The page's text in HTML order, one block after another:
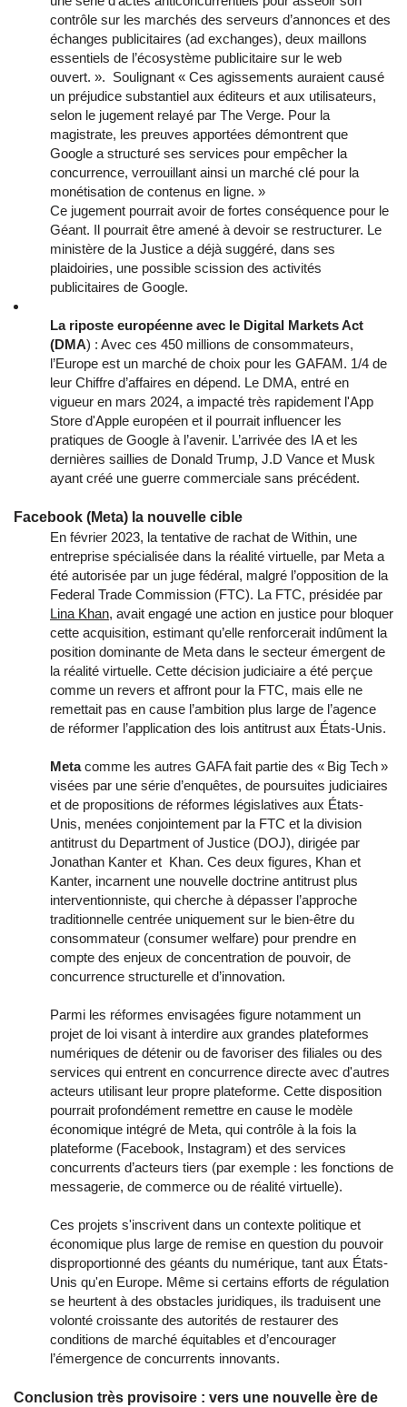
contrôle sur les marchés des serveurs d’annonces et des
échanges publicitaires (ad exchanges), deux maillons
essentiels de l’écosystème publicitaire sur le web
ouvert. ». Soulignant « Ces agissements auraient causé
un préjudice substantiel aux éditeurs et aux utilisateurs,
selon le jugement relayé par The Verge. Pour la
magistrate, les preuves apportées démontrent que
Google a structuré ses services pour empêcher la
concurrence, verrouillant ainsi un marché clé pour la
monétisation de contenus en ligne. »
Ce jugement pourrait avoir de fortes conséquence pour le
Géant. Il pourrait être amené à devoir se restructurer. Le
ministère de la Justice a déjà suggéré, dans ses
plaidoiries, une possible scission des activités
publicitaires de Google.
La riposte européenne avec le Digital Markets Act
(DMA) : Avec ces 450 millions de consommateurs,
l’Europe est un marché de choix pour les GAFAM. 1/4 de
leur Chiffre d’affaires en dépend. Le DMA, entré en
vigueur en mars 2024, a impacté très rapidement l'App
Store d'Apple européen et il pourrait influencer les
pratiques de Google à l’avenir. L’arrivée des IA et les
dernières saillies de Donald Trump, J.D Vance et Musk
ayant créé une guerre commerciale sans précédent.
Facebook (Meta) la nouvelle cible
En février 2023, la tentative de rachat de Within, une
entreprise spécialisée dans la réalité virtuelle, par Meta a
été autorisée par un juge fédéral, malgré l’opposition de la
Federal Trade Commission (FTC). La FTC, présidée par
Lina Khan, avait engagé une action en justice pour bloquer
cette acquisition, estimant qu’elle renforcerait indûment la
position dominante de Meta dans le secteur émergent de
la réalité virtuelle. Cette décision judiciaire a été perçue
comme un revers et affront pour la FTC, mais elle ne
remettait pas en cause l’ambition plus large de l’agence
de réformer l’application des lois antitrust aux États-Unis.
Metacomme les autres GAFA fait partie des « Big Tech »
visées par une série d’enquêtes, de poursuites judiciaires
et de propositions de réformes législatives aux États-
Unis, menées conjointement par la FTC et la division
antitrust du Department of Justice (DOJ), dirigée par
Jonathan Kanter et Khan. Ces deux figures, Khan et
Kanter, incarnent une nouvelle doctrine antitrust plus
interventionniste, qui cherche à dépasser l’approche
traditionnelle centrée uniquement sur le bien-être du
consommateur (consumer welfare) pour prendre en
compte des enjeux de concentration de pouvoir, de
concurrence structurelle et d’innovation.
Parmi les réformes envisagées figure notamment un
projet de loi visant à interdire aux grandes plateformes
numériques de détenir ou de favoriser des filiales ou des
services qui entrent en concurrence directe avec d'autres
acteurs utilisant leur propre plateforme. Cette disposition
pourrait profondément remettre en cause le modèle
économique intégré de Meta, qui contrôle à la fois la
plateforme (Facebook, Instagram) et des services
concurrents d’acteurs tiers (par exemple : les fonctions de
messagerie, de commerce ou de réalité virtuelle).
Ces projets s'inscrivent dans un contexte politique et
économique plus large de remise en question du pouvoir
disproportionné des géants du numérique, tant aux États-
Unis qu'en Europe. Même si certains efforts de régulation
se heurtent à des obstacles juridiques, ils traduisent une
volonté croissante des autorités de restaurer des
conditions de marché équitables et d’encourager
l’émergence de concurrents innovants.
Conclusion très provisoire : vers une nouvelle ère de